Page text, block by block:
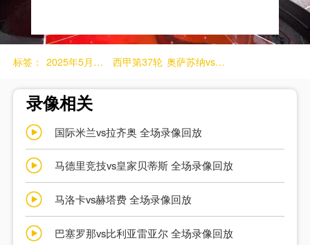
标签： 2025年5月19日 西甲第37轮 奥萨苏纳vs西班牙人
录像相关
国际米兰vs拉齐奥 全场录像回放
马德里竞技vs皇家贝蒂斯 全场录像回放
马洛卡vs赫塔费 全场录像回放
巴塞罗那vs比利亚雷亚尔 全场录像回放